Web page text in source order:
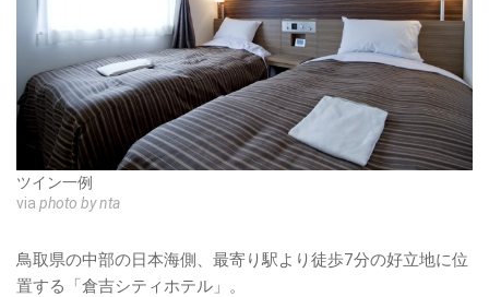
ツイン一例
via photo by nta
鳥取県の中部の日本海側、最寄り駅より徒歩7分の好立地に位
置する「倉吉シティホテル」。